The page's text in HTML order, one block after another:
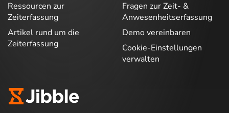
Ressourcen zur
Zeiterfassung
Artikel rund um die
Zeiterfassung
Fragen zur Zeit- &
Anwesenheitserfassung
Demo vereinbaren
Cookie-Einstellungen
verwalten